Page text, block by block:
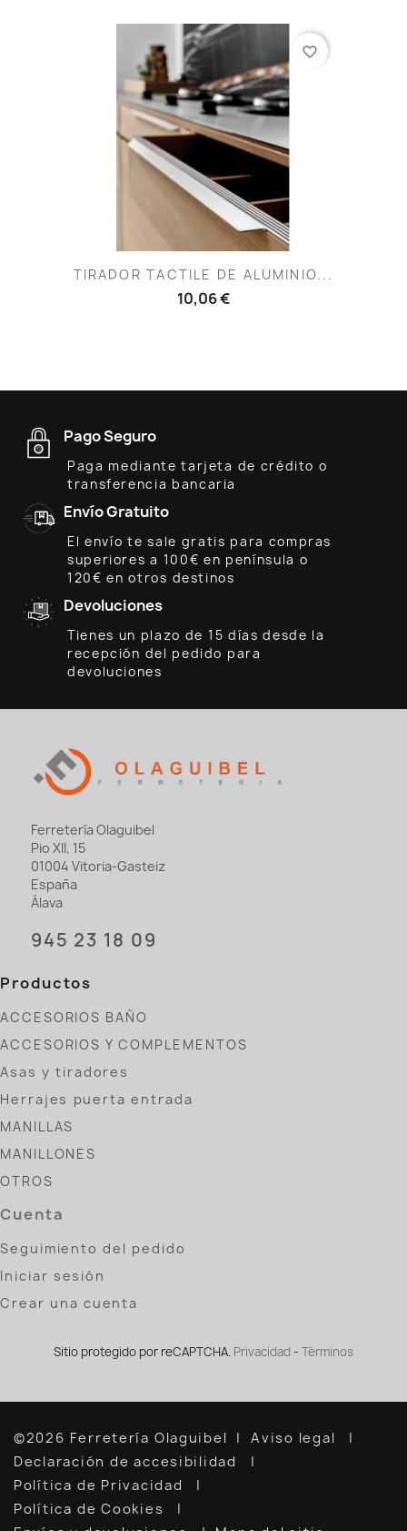
TIRADOR TACTILE DE ALUMINIO...
10,06 €
favorite_border
Pago Seguro
Paga mediante tarjeta de crédito o
transferencia bancaria
Envío Gratuito
El envío te sale gratis para compras
superiores a 100€ en península o
120€ en otros destinos
Devoluciones
Tienes un plazo de 15 días desde la
recepción del pedido para
devoluciones
Ferretería Olaguibel
Pio XII, 15
01004 Vitoria-Gasteiz
España
Álava
945 23 18 09
Productos
ACCESORIOS BAÑO
ACCESORIOS Y COMPLEMENTOS
Asas y tiradores
Herrajes puerta entrada
MANILLAS
MANILLONES
OTROS
Cuenta
Seguimiento del pedido
Iniciar sesión
Crear una cuenta
Sitio protegido por reCAPTCHA. Privacidad - Términos
©2026 Ferretería Olaguibel
Aviso legal
Declaración de accesibilidad
Política de Privacidad
Política de Cookies